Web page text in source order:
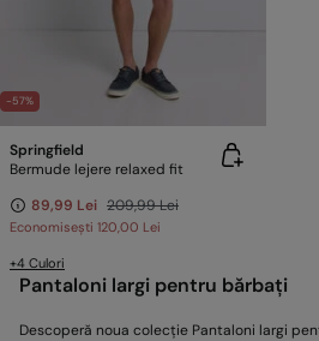
-57%
Springfield
Bermude lejere relaxed fit
89,99 Lei 209,99 Lei
Economisești 120,00 Lei
+4 Culori
Pantaloni largi pentru bărbați
Descoperă noua colecție Pantaloni largi